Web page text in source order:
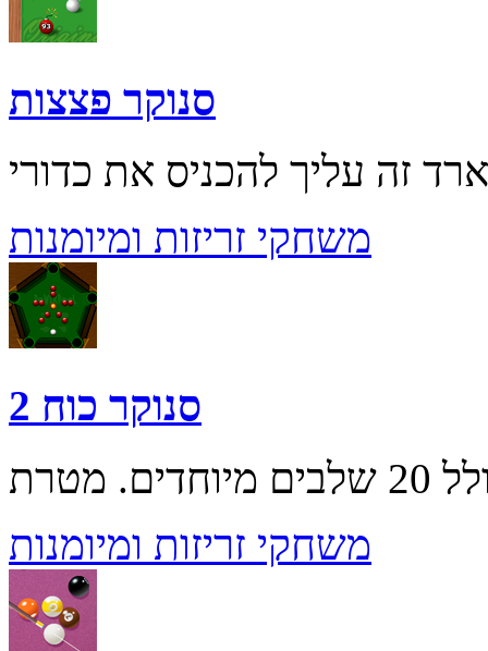
סנוקר פצצות
משחקי זריזות ומיומנות
סנוקר כוח 2
משחקי זריזות ומיומנות